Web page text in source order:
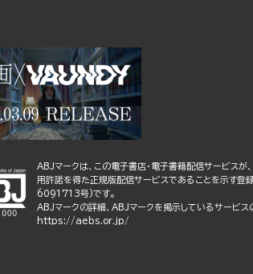
ABJマークは、この電子書店・電子書籍配信サービスが
用許諾を得た正規版配信サービスであることを示す登
6091713号)です。
ABJマークの詳細、ABJマークを掲示しているサービス
https://aebs.or.jp/